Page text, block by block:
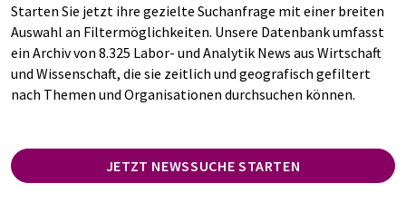
Starten Sie jetzt ihre gezielte Suchanfrage mit einer breiten
Auswahl an Filtermöglichkeiten. Unsere Datenbank umfasst
ein Archiv von 8.325 Labor- und Analytik News aus Wirtschaft
und Wissenschaft, die sie zeitlich und geografisch gefiltert
nach Themen und Organisationen durchsuchen können.
JETZT NEWSSUCHE STARTEN